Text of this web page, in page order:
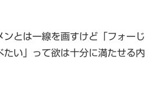
とは一線を画すけど「フォーじ
たい」って欲は十分に満たせる内